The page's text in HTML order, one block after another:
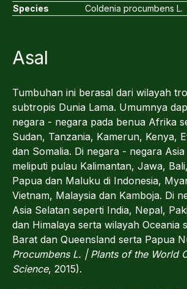
Species
Coldenia procumbens L.
Asal
Tumbuhan ini berasal dari wilayah
subtropis Dunia Lama. Umumnya
negara - negara pada benua Afrika
Sudan, Tanzania, Kamerun, Kenya,
dan Somalia. Di negara - negara
meliputi pulau Kalimantan, Jawa,
Papua dan Maluku di Indonesia,
Vietnam, Malaysia dan Kamboja. Di
Asia Selatan seperti India, Nepal,
dan Himalaya serta wilayah Oceania
Barat dan Queensland serta Papua
Procumbens L. | Plants of the World
Science, 2015).